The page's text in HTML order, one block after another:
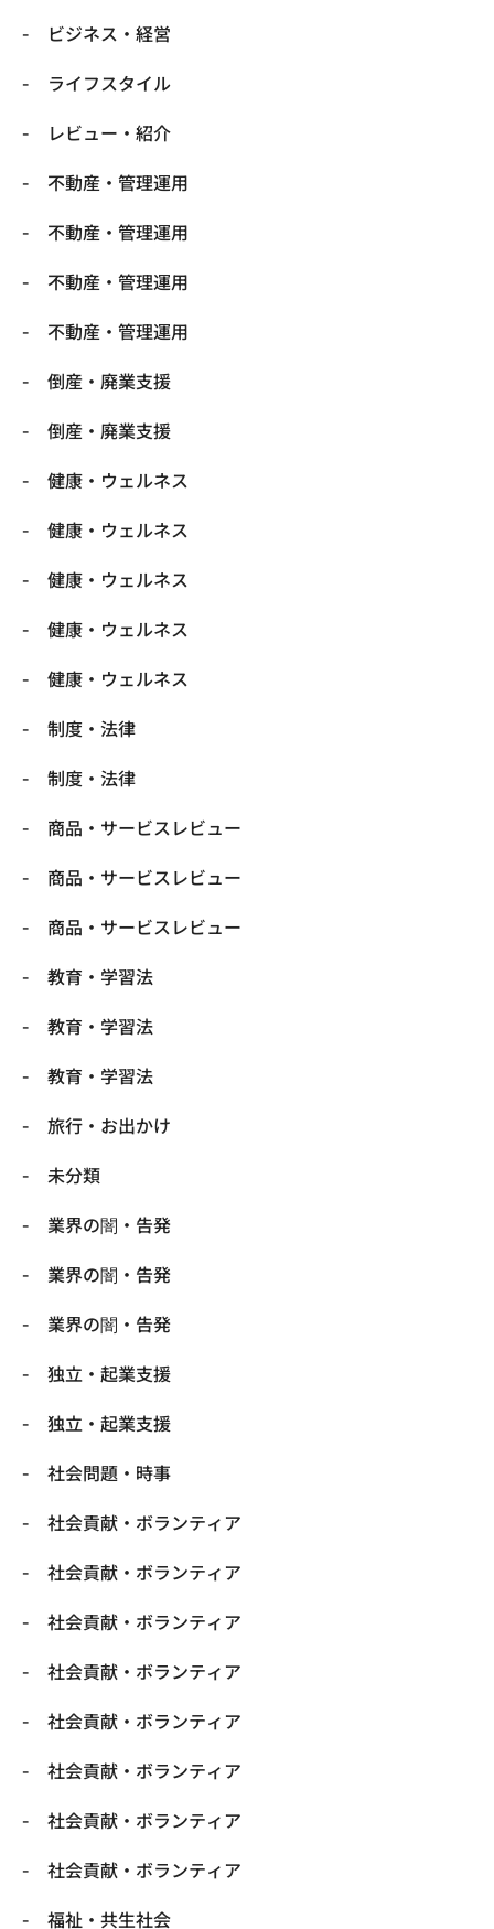
ビジネス・経営
ライフスタイル
レビュー・紹介
不動産・管理運用
不動産・管理運用
不動産・管理運用
不動産・管理運用
倒産・廃業支援
倒産・廃業支援
健康・ウェルネス
健康・ウェルネス
健康・ウェルネス
健康・ウェルネス
健康・ウェルネス
制度・法律
制度・法律
商品・サービスレビュー
商品・サービスレビュー
商品・サービスレビュー
教育・学習法
教育・学習法
教育・学習法
旅行・お出かけ
未分類
業界の闇・告発
業界の闇・告発
業界の闇・告発
独立・起業支援
独立・起業支援
社会問題・時事
社会貢献・ボランティア
社会貢献・ボランティア
社会貢献・ボランティア
社会貢献・ボランティア
社会貢献・ボランティア
社会貢献・ボランティア
社会貢献・ボランティア
社会貢献・ボランティア
福祉・共生社会